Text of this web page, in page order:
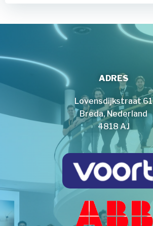
navigation
ADRES
Lovensdijkstraat 61
Breda, Nederland
4818 AJ